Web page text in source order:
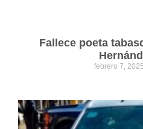
Fallece poeta
febrero 7, 2025